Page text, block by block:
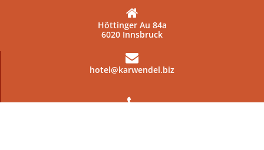
Höttinger Au 84a
6020 Innsbruck
hotel@karwendel.biz